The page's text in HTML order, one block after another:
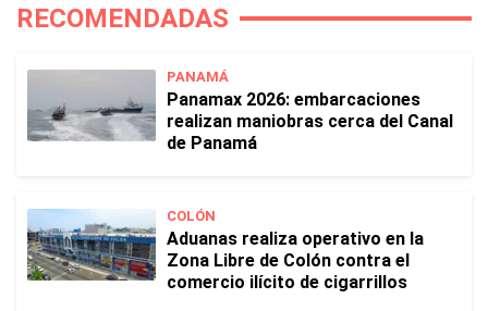
RECOMENDADAS
PANAMÁ
Panamax 2026: embarcaciones
realizan maniobras cerca del Canal
de Panamá
COLÓN
Aduanas realiza operativo en la
Zona Libre de Colón contra el
comercio ilícito de cigarrillos